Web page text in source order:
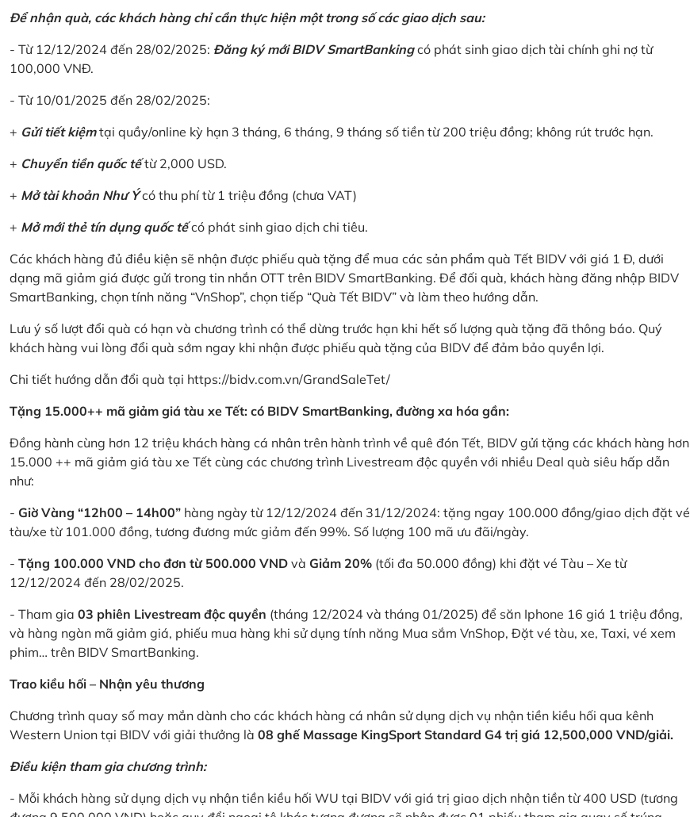
Để nhận quà, các khách hàng chỉ cần thực hiện một trong số các giao dịch sau:
- Từ 12/12/2024 đến 28/02/2025: Đăng ký mới BIDV SmartBankingcó phát sinh giao dịch tài chính ghi nợ từ
100,000 VNĐ.
- Từ 10/01/2025 đến 28/02/2025:
+ Gửi tiết kiệmtại quầy/online kỳ hạn 3 tháng, 6 tháng, 9 tháng số tiền từ 200 triệu đồng; không rút trước hạn.
+ Chuyển tiền quốc tếtừ 2,000 USD.
+ Mở tài khoản Như Ýcó thu phí từ 1 triệu đồng (chưa VAT)
+ Mở mới thẻ tín dụng quốc tếcó phát sinh giao dịch chi tiêu.
Các khách hàng đủ điều kiện sẽ nhận được phiếu quà tặng để mua các sản phẩm quà Tết BIDV với giá 1 Đ, dưới
dạng mã giảm giá được gửi trong tin nhắn OTT trên BIDV SmartBanking. Để đối quà, khách hàng đăng nhập BIDV
SmartBanking, chọn tính năng “VnShop”, chọn tiếp “Quà Tết BIDV” và làm theo hướng dẫn.
Lưu ý số lượt đổi quà có hạn và chương trình có thể dừng trước hạn khi hết số lượng quà tặng đã thông báo. Quý
khách hàng vui lòng đổi quà sớm ngay khi nhận được phiếu quà tặng của BIDV để đảm bảo quyền lợi.
Chi tiết hướng dẫn đổi quà tại https://bidv.com.vn/GrandSaleTet/
Tặng 15.000++ mã giảm giá tàu xe Tết: có BIDV SmartBanking, đường xa hóa gần:
Đồng hành cùng hơn 12 triệu khách hàng cá nhân trên hành trình về quê đón Tết, BIDV gửi tặng các khách hàng hơn
15.000 ++ mã giảm giá tàu xe Tết cùng các chương trình Livestream độc quyền với nhiều Deal quà siêu hấp dẫn
như:
- Giờ Vàng “12h00 – 14h00” hàng ngày từ 12/12/2024 đến 31/12/2024: tặng ngay 100.000 đồng/giao dịch đặt vé
tàu/xe từ 101.000 đồng, tương đương mức giảm đến 99%. Số lượng 100 mã ưu đãi/ngày.
- Tặng 100.000 VND cho đơn từ 500.000 VND và Giảm 20% (tối đa 50.000 đồng) khi đặt vé Tàu – Xe từ
12/12/2024 đến 28/02/2025.
- Tham gia 03 phiên Livestream độc quyền (tháng 12/2024 và tháng 01/2025) để săn Iphone 16 giá 1 triệu đồng,
và hàng ngàn mã giảm giá, phiếu mua hàng khi sử dụng tính năng Mua sắm VnShop, Đặt vé tàu, xe, Taxi, vé xem
phim… trên BIDV SmartBanking.
Trao kiều hối – Nhận yêu thương
Chương trình quay số may mắn dành cho các khách hàng cá nhân sử dụng dịch vụ nhận tiền kiều hối qua kênh
Western Union tại BIDV với giải thưởng là 08 ghế Massage KingSport Standard G4 trị giá 12,500,000 VND/giải.
Điều kiện tham gia chương trình:
- Mỗi khách hàng sử dụng dịch vụ nhận tiền kiều hối WU tại BIDV với giá trị giao dịch nhận tiền từ 400 USD (tương